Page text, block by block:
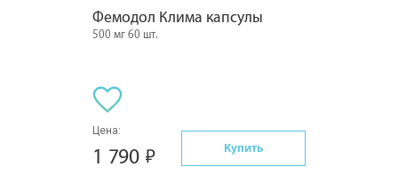
Фемодол Клима капсулы
500 мг 60 шт.
Цена:
1 790 Купить